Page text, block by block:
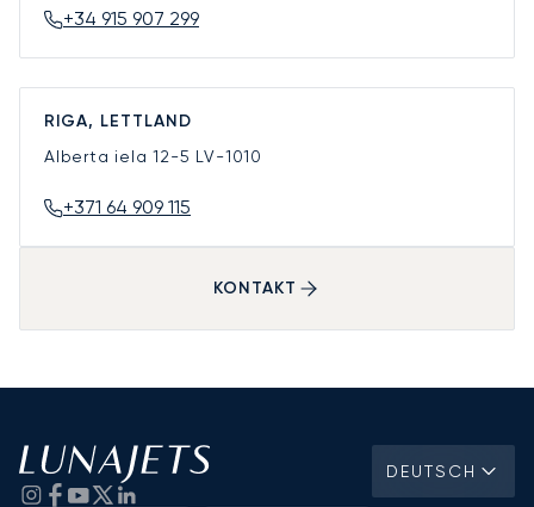
+34 915 907 299
RIGA, LETTLAND
Alberta iela 12-5 LV-1010
+371 64 909 115
KONTAKT
DEUTSCH